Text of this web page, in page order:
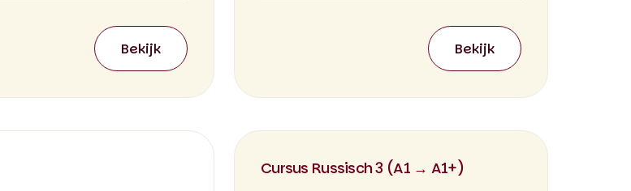
Bekijk Bekijk
Cursus Russisch 3 (A1 → A1+)